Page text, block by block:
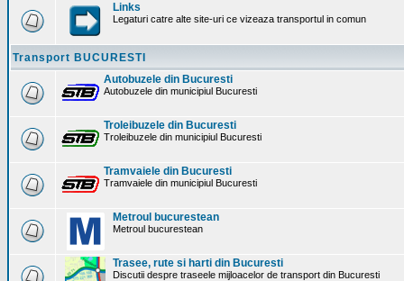
Links
Legaturi catre alte site-uri ce vizeaza transportul in comun
Transport BUCURESTI
Autobuzele din Bucuresti
Autobuzele din municipiul Bucuresti
Troleibuzele din Bucuresti
Troleibuzele din municipiul Bucuresti
Tramvaiele din Bucuresti
Tramvaiele din municipiul Bucuresti
Metroul bucurestean
Metroul bucurestean
Trasee, rute si harti din Bucuresti
Discutii despre traseele mijloacelor de transport din Bucuresti